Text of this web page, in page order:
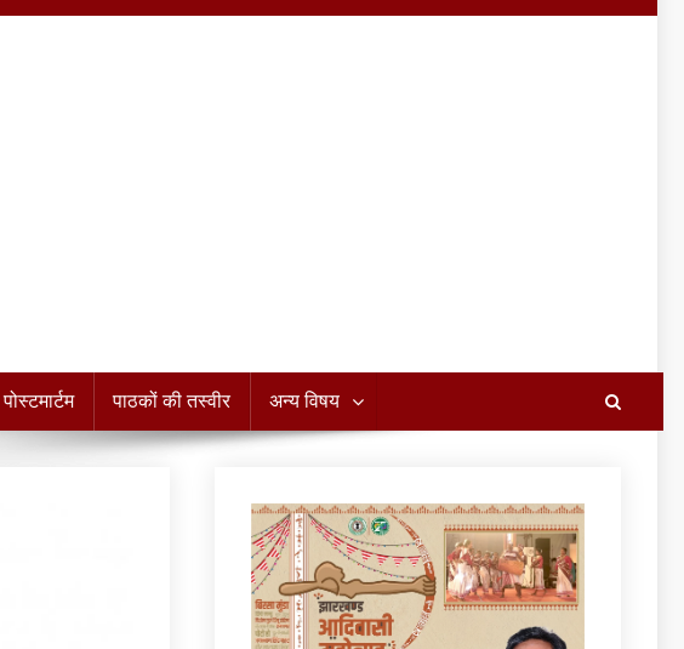
पोस्टमार्टम पाठकों की तस्वीर अन्य विषय